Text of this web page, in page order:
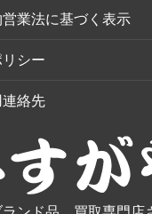
業法に基づく表示
シー
絡先